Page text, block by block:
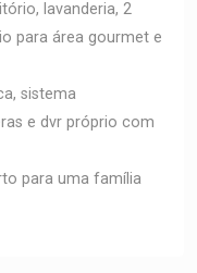
lavanderia, 2
para área gourmet e
sistema
e dvr próprio com
para uma família